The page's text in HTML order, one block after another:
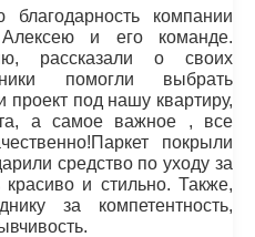
компании
и его команде.
рассказали о своих
помогли выбрать
проект под нашу квартиру,
а самое важное , все
покрыли
средство по уходу за
и стильно. Также,
за компетентность,